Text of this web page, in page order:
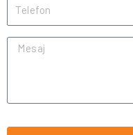
Mesaj